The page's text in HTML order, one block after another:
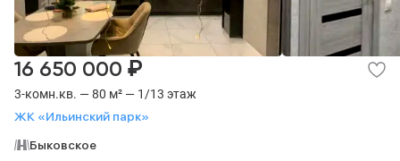
3-комн.кв. — 80 м² — 1/13 этаж
ЖК «Ильинский парк»
16 650 000 ₽
Быковское